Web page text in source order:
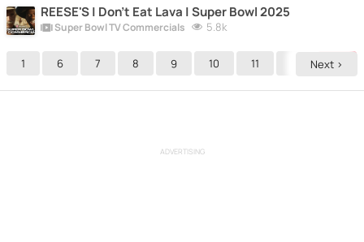
REESE'S | Don't Eat Lava | Super Bowl 2025
Super Bowl TV Commercials 5.8k
1 6 7 8 9 10 11 13
Next >
ADVERTISING